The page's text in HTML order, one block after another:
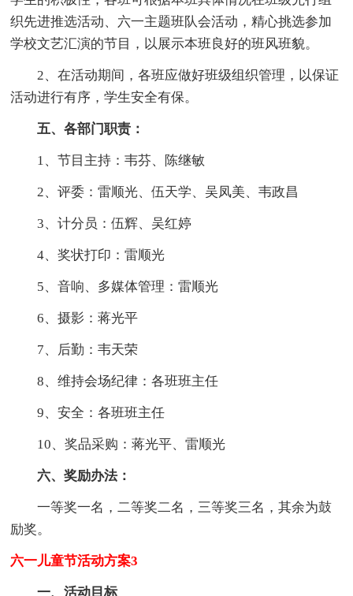
织先进推选活动、六一主题班队会活动，精心挑选参加
学校文艺汇演的节目，以展示本班良好的班风班貌。
2、在活动期间，各班应做好班级组织管理，以保证
活动进行有序，学生安全有保。
五、各部门职责：
1、节目主持：韦芬、陈继敏
2、评委：雷顺光、伍天学、吴凤美、韦政昌
3、计分员：伍辉、吴红婷
4、奖状打印：雷顺光
5、音响、多媒体管理：雷顺光
6、摄影：蒋光平
7、后勤：韦天荣
8、维持会场纪律：各班班主任
9、安全：各班班主任
10、奖品采购：蒋光平、雷顺光
六、奖励办法：
一等奖一名，二等奖二名，三等奖三名，其余为鼓
励奖。
六一儿童节活动方案3
一、活动目标